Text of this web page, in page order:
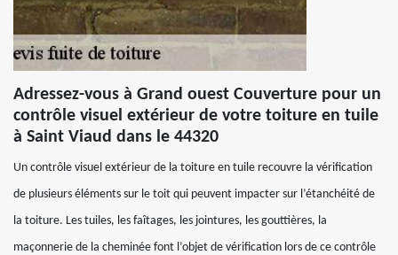
Adressez-vous à Grand ouest Couverture pour un
contrôle visuel extérieur de votre toiture en tuile
à Saint Viaud dans le 44320
Un contrôle visuel extérieur de la toiture en tuile recouvre la vérification
de plusieurs éléments sur le toit qui peuvent impacter sur l’étanchéité de
la toiture. Les tuiles, les faîtages, les jointures, les gouttières, la
maçonnerie de la cheminée font l’objet de vérification lors de ce contrôle